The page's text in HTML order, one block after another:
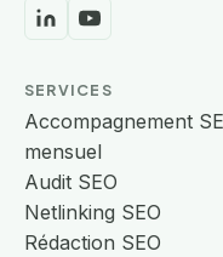
SERVICES
Accompagnement
mensuel
Audit SEO
Netlinking SEO
Rédaction SEO